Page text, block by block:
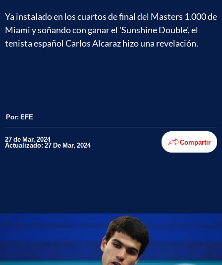
Ya instalado en los cuartos de final del Masters 1.000 de
Miami y soñando con ganar el 'Sunshine Double', el
tenista español Carlos Alcaraz hizo una revelación.
Por: EFE
27 de Mar, 2024
Actualizado: 27 De Mar, 2024 Compartir